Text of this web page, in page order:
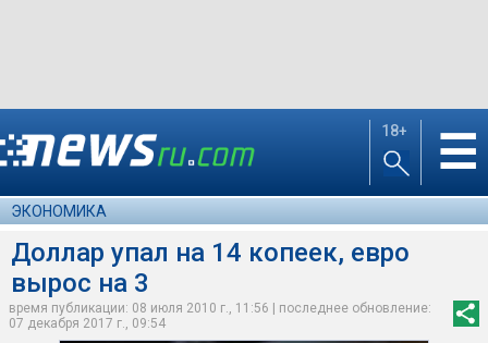
18+ ☰
ЭКОНОМИКА
Доллар упал на 14 копеек, евро
вырос на 3
время публикации: 08 июля 2010 г., 11:56 | последнее обновление:
07 декабря 2017 г., 09:54